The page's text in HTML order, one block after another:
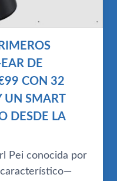
DE
CON 32
UN SMART
DESDE LA
Pei conocida por